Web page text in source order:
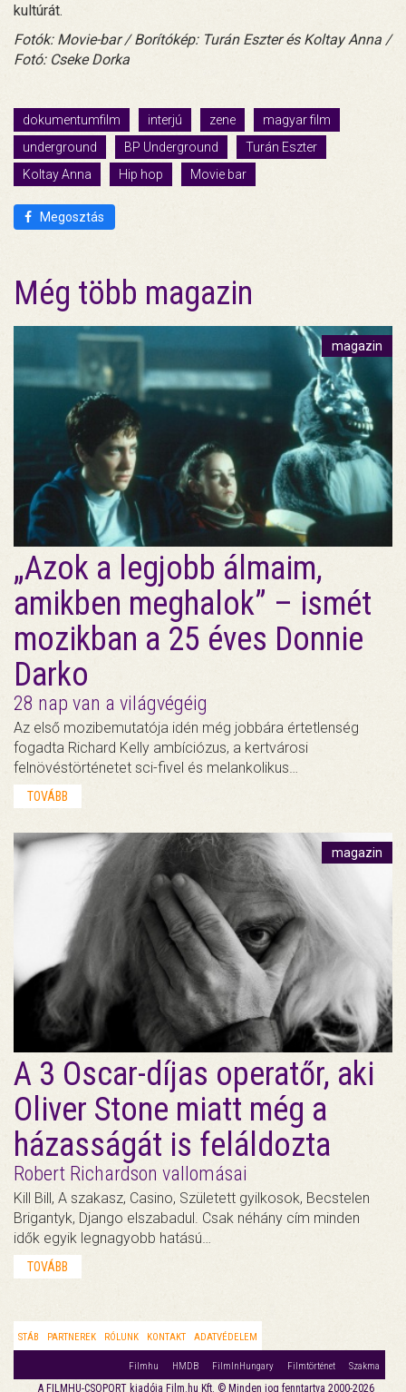
kultúrát.
Fotók: Movie-bar / Borítókép: Turán Eszter és Koltay Anna /
Fotó: Cseke Dorka
dokumentumfilm interjú zene
magyar film
underground
BP Underground
Turán Eszter
Koltay Anna
Hip hop Movie bar
Megosztás
Még több magazin
magazin
„Azok a legjobb álmaim,
amikben meghalok” – ismét
mozikban a 25 éves Donnie
Darko
28 nap van a világvégéig
Az első mozibemutatója idén még jobbára értetlenség
fogadta Richard Kelly ambíciózus, a kertvárosi
felnövéstörténetet sci-fivel és melankolikus…
TOVÁBB
magazin
A 3 Oscar-díjas operatőr, aki
Oliver Stone miatt még a
házasságát is feláldozta
Robert Richardson vallomásai
Kill Bill, A szakasz, Casino, Született gyilkosok, Becstelen
Brigantyk, Django elszabadul. Csak néhány cím minden
idők egyik legnagyobb hatású…
TOVÁBB
STÁB PARTNEREK RÓLUNK KONTAKT ADATVÉDELEM
Filmhu HMDB FilmInHungary Filmtörténet Szakma
A FILMHU-CSOPORT kiadója Film.hu Kft. © Minden jog fenntartva 2000-2026